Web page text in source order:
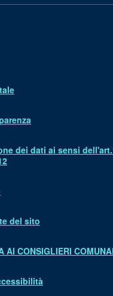
dei dati ai sensi
del sito
AI CONSIGLIERI